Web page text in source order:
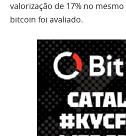
valorização de 17% no
bitcoin foi avaliado.